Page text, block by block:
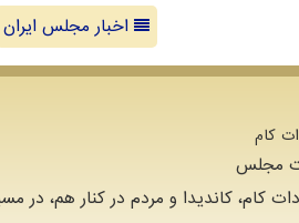
اخبار مجلس ایران
كام
مجلس
کام، کاندیدا و مردم در کنار هم، در